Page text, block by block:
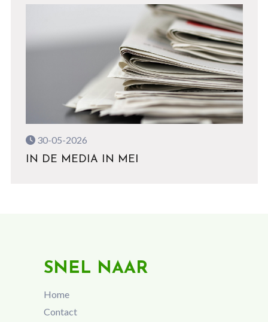
30-05-2026
IN DE MEDIA IN MEI
SNEL NAAR
Home
Contact